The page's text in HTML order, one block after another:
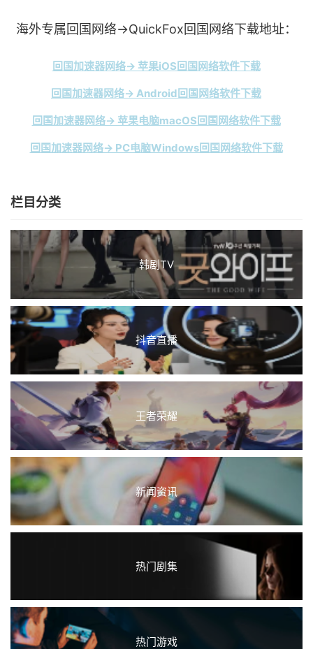
海外专属回国网络→QuickFox回国网络下载地址：
回国加速器网络→ 苹果iOS回国网络软件下载
回国加速器网络→ Android回国网络软件下载
回国加速器网络→ 苹果电脑macOS回国网络软件下载
回国加速器网络→ PC电脑Windows回国网络软件下载
栏目分类
韩剧TV
抖音直播
王者荣耀
新闻资讯
热门剧集
热门游戏